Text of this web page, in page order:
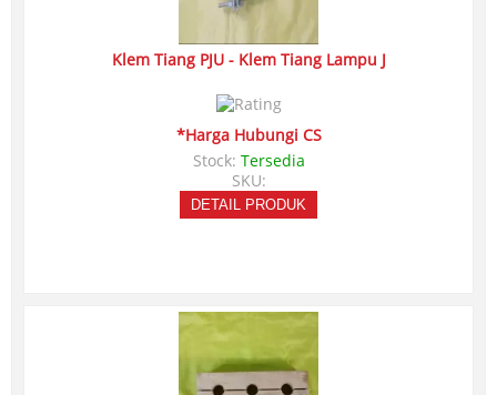
Klem Tiang PJU - Klem Tiang Lampu J
*Harga Hubungi CS
Stock: Tersedia
SKU:
DETAIL PRODUK